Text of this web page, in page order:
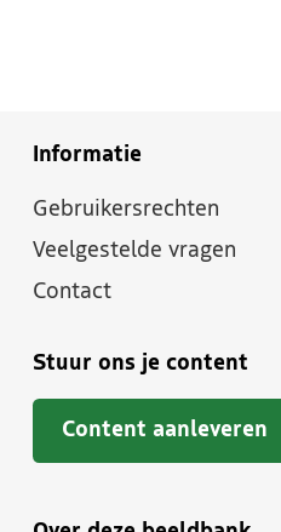
Informatie
Gebruikersrechten
Veelgestelde vragen
Contact
Stuur ons je content
Content aanleveren